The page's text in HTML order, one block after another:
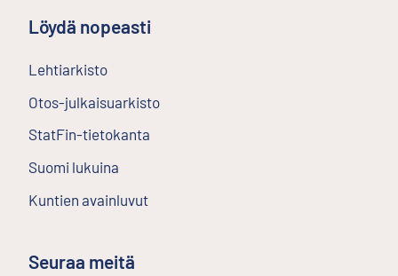
Löydä nopeasti
Lehtiarkisto
Otos-julkaisuarkisto
StatFin-tietokanta
Suomi lukuina
Kuntien avainluvut
Seuraa meitä